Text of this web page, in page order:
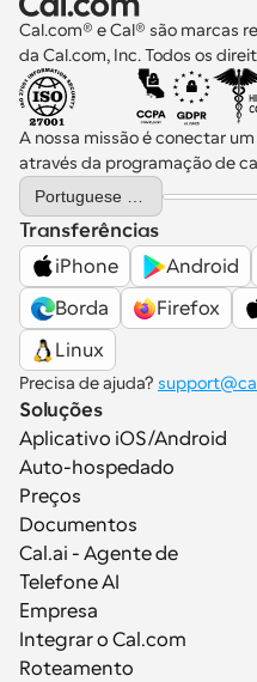
Cal.com® e Cal® são marcas
da Cal.com, Inc. Todos os
A nossa missão é conectar
através da programação de
Select Language
Transferências
iPhone
Android
Borda
Firefox
Linux
Precisa de ajuda?
Soluções
Aplicativo iOS/Android
Auto-hospedado
Preços
Documentos
Cal.ai - Agente de
Telefone AI
Empresa
Integrar o Cal.com
Roteamento